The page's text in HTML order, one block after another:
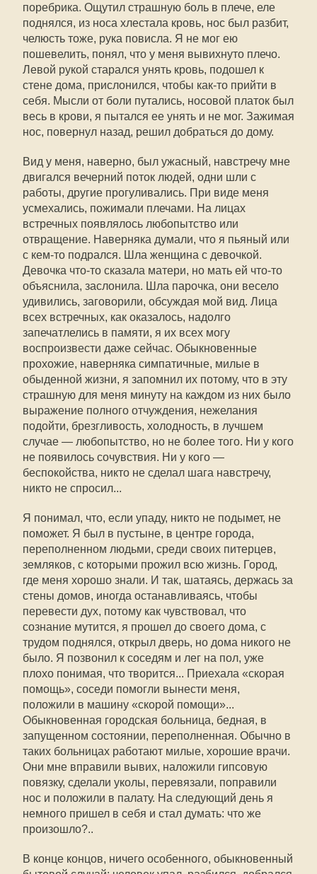
поребрика. Ощутил страшную боль в плече, еле
поднялся, из носа хлестала кровь, нос был разбит,
челюсть тоже, рука повисла. Я не мог ею
пошевелить, понял, что у меня вывихнуто плечо.
Левой рукой старался унять кровь, подошел к
стене дома, прислонился, чтобы как-то прийти в
себя. Мысли от боли путались, носовой платок был
весь в крови, я пытался ее унять и не мог. Зажимая
нос, повернул назад, решил добраться до дому.
Вид у меня, наверно, был ужасный, навстречу мне
двигался вечерний поток людей, одни шли с
работы, другие прогуливались. При виде меня
усмехались, пожимали плечами. На лицах
встречных появлялось любопытство или
отвращение. Наверняка думали, что я пьяный или
с кем-то подрался. Шла женщина с девочкой.
Девочка что-то сказала матери, но мать ей что-то
объяснила, заслонила. Шла парочка, они весело
удивились, заговорили, обсуждая мой вид. Лица
всех встречных, как оказалось, надолго
запечатлелись в памяти, я их всех могу
воспроизвести даже сейчас. Обыкновенные
прохожие, наверняка симпатичные, милые в
обыденной жизни, я запомнил их потому, что в эту
страшную для меня минуту на каждом из них было
выражение полного отчуждения, нежелания
подойти, брезгливость, холодность, в лучшем
случае — любопытство, но не более того. Ни у кого
не появилось сочувствия. Ни у кого —
беспокойства, никто не сделал шага навстречу,
никто не спросил...
Я понимал, что, если упаду, никто не подымет, не
поможет. Я был в пустыне, в центре города,
переполненном людьми, среди своих питерцев,
земляков, с которыми прожил всю жизнь. Город,
где меня хорошо знали. И так, шатаясь, держась за
стены домов, иногда останавливаясь, чтобы
перевести дух, потому как чувствовал, что
сознание мутится, я прошел до своего дома, с
трудом поднялся, открыл дверь, но дома никого не
было. Я позвонил к соседям и лег на пол, уже
плохо понимая, что творится... Приехала «скорая
помощь», соседи помогли вынести меня,
положили в машину «скорой помощи»...
Обыкновенная городская больница, бедная, в
запущенном состоянии, переполненная. Обычно в
таких больницах работают милые, хорошие врачи.
Они мне вправили вывих, наложили гипсовую
повязку, сделали уколы, перевязали, поправили
нос и положили в палату. На следующий день я
немного пришел в себя и стал думать: что же
произошло?..
В конце концов, ничего особенного, обыкновенный